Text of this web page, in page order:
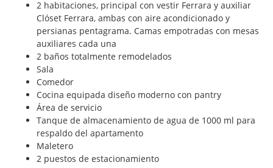
2 habitaciones, principal con vestir Ferrara y auxiliar
Clóset Ferrara, ambas con aire acondicionado y
persianas pentagrama. Camas empotradas con mesas
auxiliares cada una
2 baños totalmente remodelados
Sala
Comedor
Cocina equipada diseño moderno con pantry
Área de servicio
Tanque de almacenamiento de agua de 1000 ml para
respaldo del apartamento
Maletero
2 puestos de estacionamiento